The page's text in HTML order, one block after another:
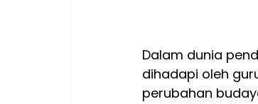
Dalam dunia
dihadapi oleh
perubahan